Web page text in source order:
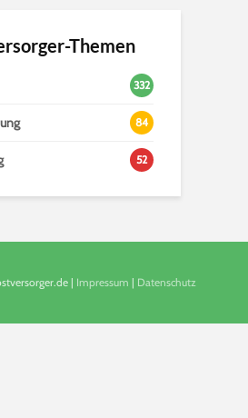
Themen
332
84
52
| Impressum | Datenschutz